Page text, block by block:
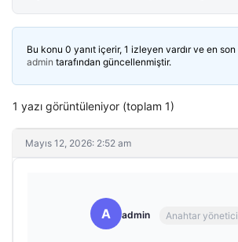
Bu konu 0 yanıt içerir, 1 izleyen vardır ve en son
admin tarafından güncellenmiştir.
1 yazı görüntüleniyor (toplam 1)
Mayıs 12, 2026: 2:52 am
A admin Anahtar yönetici